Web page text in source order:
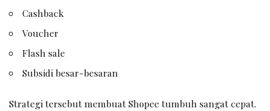
Cashback
Voucher
Flash sale
Subsidi besar-besaran
Strategi tersebut membuat Shopee tumbuh sangat cepat.